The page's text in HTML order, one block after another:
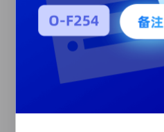
O-MF191732 形成
O-